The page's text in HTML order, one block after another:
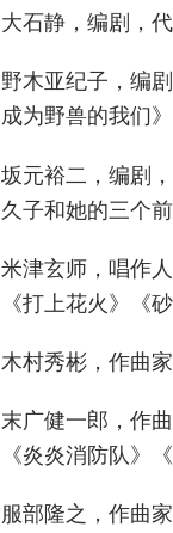
大石静，编剧，
野木亚纪子，编
成为野兽的我们
坂元裕二，编剧
久子和她的三个前
米津玄师，唱作
《打上花火》《
木村秀彬，作曲
末广健一郎，作
《炎炎消防队》
服部隆之，作曲